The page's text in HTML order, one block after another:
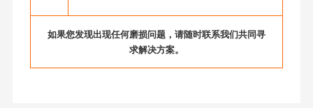
如果您发现出现任何磨损问题，请随时联系我们共同寻
求解决方案。